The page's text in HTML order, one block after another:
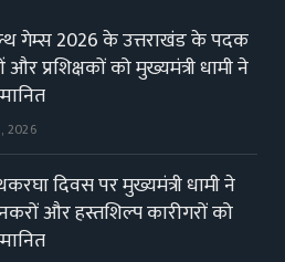
गेम्स 2026 के उत्तराखंड के पदक
प्रशिक्षकों को मुख्यमंत्री धामी ने
2026
दिवस पर मुख्यमंत्री धामी ने
और हस्तशिल्प कारीगरों को